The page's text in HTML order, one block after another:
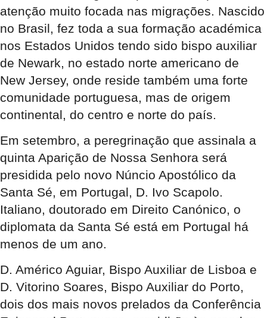
atenção muito focada nas migrações. Nascido
no Brasil, fez toda a sua formação académica
nos Estados Unidos tendo sido bispo auxiliar
de Newark, no estado norte americano de
New Jersey, onde reside também uma forte
comunidade portuguesa, mas de origem
continental, do centro e norte do país.
Em setembro, a peregrinação que assinala a
quinta Aparição de Nossa Senhora será
presidida pelo novo Núncio Apostólico da
Santa Sé, em Portugal, D. Ivo Scapolo.
Italiano, doutorado em Direito Canónico, o
diplomata da Santa Sé está em Portugal há
menos de um ano.
D. Américo Aguiar, Bispo Auxiliar de Lisboa e
D. Vitorino Soares, Bispo Auxiliar do Porto,
dois dos mais novos prelados da Conferência